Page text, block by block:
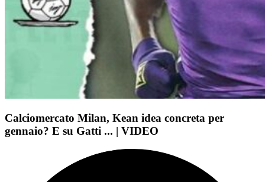
Calciomercato Milan, Kean idea concreta per
gennaio? E su Gatti ... | VIDEO